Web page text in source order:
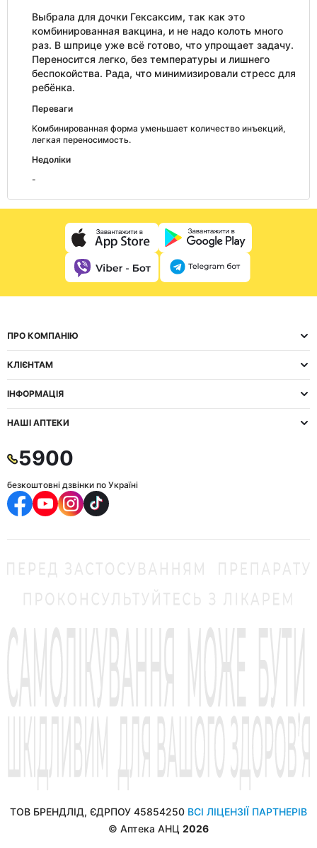
Выбрала для дочки Гексаксим, так как это
комбинированная вакцина, и не надо колоть много
раз. В шприце уже всё готово, что упрощает задачу.
Переносится легко, без температуры и лишнего
беспокойства. Рада, что минимизировали стресс для
ребёнка.
Переваги
Комбинированная форма уменьшает количество инъекций,
легкая переносимость.
Недоліки
-
ПРО КОМПАНІЮ
КЛІЄНТАМ
ІНФОРМАЦІЯ
НАШІ АПТЕКИ
5900
безкоштовні дзвінки по Україні
ТОВ БРЕНДЛІД, ЄДРПОУ 45854250 ВСІ ЛІЦЕНЗІЇ ПАРТНЕРІВ
© Аптека АНЦ 2026